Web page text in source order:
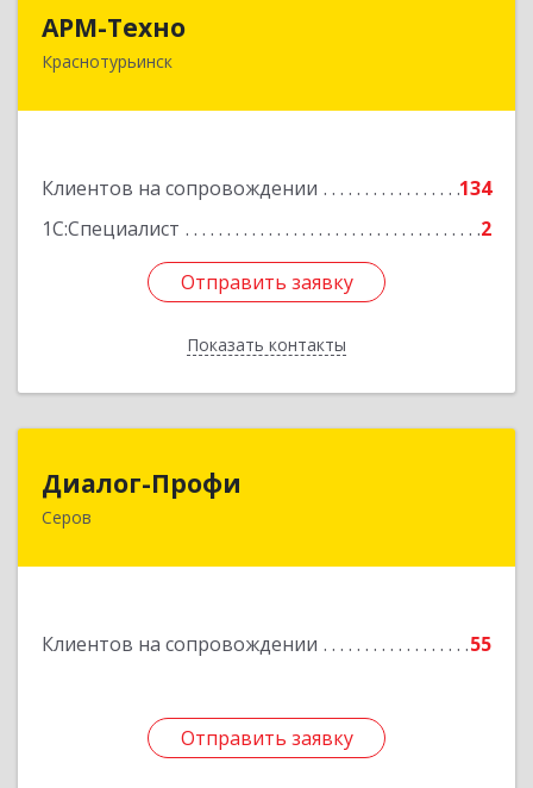
АРМ-Техно
Краснотурьинск
Клиентов на сопровождении
134
1С:Специалист
2
Отправить заявку
Показать контакты
624447, Свердловская обл, Краснотурьинск г,
Отправить заявку
Назад
Диалог-Профи
Серов
Клиентов на сопровождении 55
Отправить заявку
624980, Свердловская обл, Серов г, Короленко
Отправить заявку